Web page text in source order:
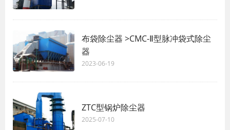
布袋除尘器 >CMC-Ⅱ型脉冲袋式除尘
器
2023-06-19
ZTC型锅炉除尘器
2025-07-10